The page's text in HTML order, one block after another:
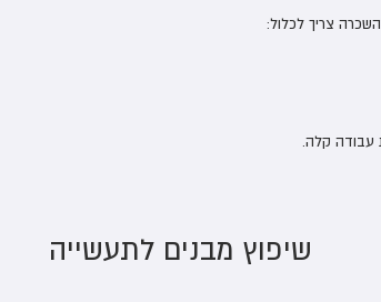
צריך לכלול:
עבודה קלה.
שיפוץ מבנים לתעשייה